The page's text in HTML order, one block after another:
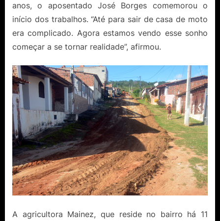
anos, o aposentado José Borges comemorou o
início dos trabalhos. “Até para sair de casa de moto
era complicado. Agora estamos vendo esse sonho
começar a se tornar realidade”, afirmou.
A agricultora Mainez, que reside no bairro há 11